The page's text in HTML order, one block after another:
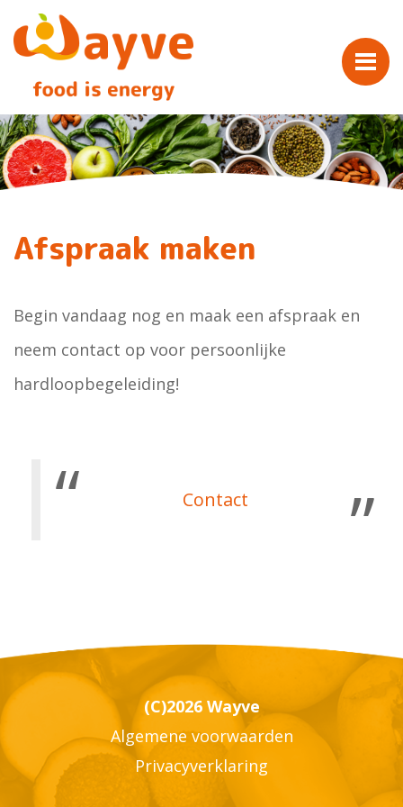
Afspraak maken
Begin vandaag nog en maak een afspraak en
neem contact op voor persoonlijke
hardloopbegeleiding!
Contact
(C)2026 Wayve
Algemene voorwaarden
Privacyverklaring